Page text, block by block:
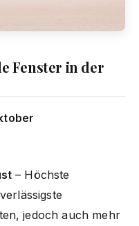
Fenster in der
– Höchste
jedoch auch mehr